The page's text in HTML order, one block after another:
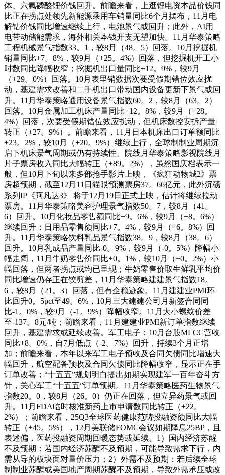
体、六氟磷酸锂价钱回升。前瞻来看，上逛锂电资本品价钱同
比正在拐点处领先新能源乘用车销量同比6个月摆布，11月电
解钴价钱同比增速继续上行，电池景气或回升；此外，AI用
电带动储能需求，海外相关本钱开支无望加快。11月华泰策略
工程机械景气指数33。1，较8月（48。5）回落。10月挖掘机
销量同比+7。8%，较9月（+25。4%）回落，但挖掘机开工小
时数同比降幅收窄；挖掘机出口量同比+12。9%，较9月
（+29。0%）回落。10月表里销数据次要受假期错位效应扰
动，基建需求改善和二手机出口带动国内设备更新下景气或回
升。11月华泰策略通用设备景气指数60。2，较8月（63。2）
回落。10月金属加工机床产量同比+12。8%，较9月（+28。
4%）回落，次要受假期错位效应扰动，但机床数控安拆产量
转正（+27。9%）。前瞻来看，11月日本机床出口订单额同比
+23。2%，较10月（+20。9%）继续上行，全球制制业周期沉
启下机床景气周期或仍有持续性。院线月华泰策略影视院线月
片子票房收入同比大幅转正（+89。2%），虽然国庆档表示一
般，但10月下旬以来多部抢手影片上映，《疯狂动物城2》票
房超预期，截至12月11日猫眼预测票房37。66亿元，此外沉磅
系列IP《阿凡达3》 将于12月19日正式上映，估计将继续拉动
票房。11月华泰策略美容护理景气指数50。7，较8月（41。
6）回升。10月化妆品零售额同比+9。6%，较9月（+8。6%）
继续回升；日用品零售额同比+7。4%，较9月（+6。8%）回
升。11月华泰策略饮料乳品景气指数38。9，较8月（38。6）
回升。10月乳成品产量同比-0。9%，较9月（-0。5%）降幅小
幅走阔，11月牛奶零售价同比+0。1%，较10月（+0。2%）小
幅回落，但两者拐点或均已呈现；牛奶零售价取生鲜乳平均价
同比增速仍存正在铰剪差，11月华泰策略建建景气指数18。
6，较8月（21。3）回落，但有企稳迹象。11月建建业PMI环
比回升0。5pct至49。6%，10月三大建建公司月新签合同同
比-1。0%，较9月（-1。9%）降幅收窄。11月大小螺纹价差
至-137。8元/吨；前瞻来看，11月建建业PMI新订单指数继续
回升，基建需求或延续改善。军工电子：10月台股MLCC营收
同比+8。0%，自7月低点（-2。7%）回升，持续3个月正增
加；前瞻来看，本年以来军工电子预收及合同欠债同比增速大
幅回升，航空配备预收及合同欠债同比降幅收窄，显示正在手
订单改善；“十五五”规划明白提出如期实现建军一百年奋斗方
针，关心军工“十五五”订单预期。11月华泰策略医药生物景气
指数20。0，较8月（26。0）仍正在回落，但立异药景气或回
升。11月FDA临时核准新药上市申请数同比转正（+22。
2%）；前瞻来看，25Q3全球医药健康范畴投融资额同比大幅
转正（+45。5%），12月美联储FOMC会议如期降息25BP，且
表述偏，医药投融资周期回暖态势或延续。1）国内经济苏醒
不及预期：若国内经济苏醒不及预期，可能导致需求下行，内
需从导的板块面对量价压力；2）外需不及预期：若后续全球
制制业苏醒或美国地产周期苏醒不及预期，导致外需承压或改